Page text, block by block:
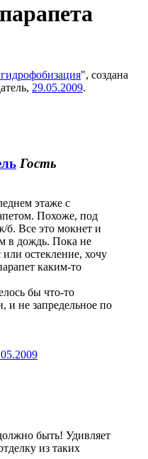
", создана
, 29.05.2009.
Гость
этаже с
Похоже, под
б. Все это мокнет и
в дождь. Пока не
остекление, хочу
каким-то
бы что-то
и не запредельное по
быть! Удивляет
из таких